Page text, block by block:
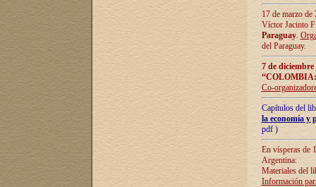
17 de marzo
Víctor Jacinto
Paraguay.
del Paraguay.
7 de
Co-
Capítulos del
la economía y
pdf )
En vísperas de
Argentina:
Materiales del
Información